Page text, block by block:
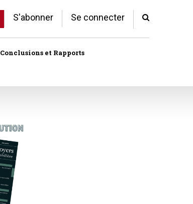
S'abonner Se connecter
Urbanisme et lotissement
Vente immobilière
Conclusions et Rapports